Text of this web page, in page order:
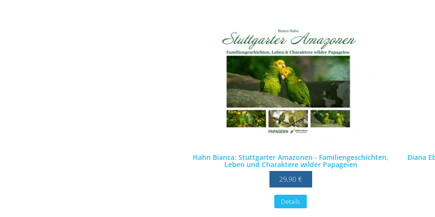
Hahn Bianca: Stuttgarter Amazonen - Familiengeschichten,
Leben und Charaktere wilder Papageien
29,90 €
Details
Diana